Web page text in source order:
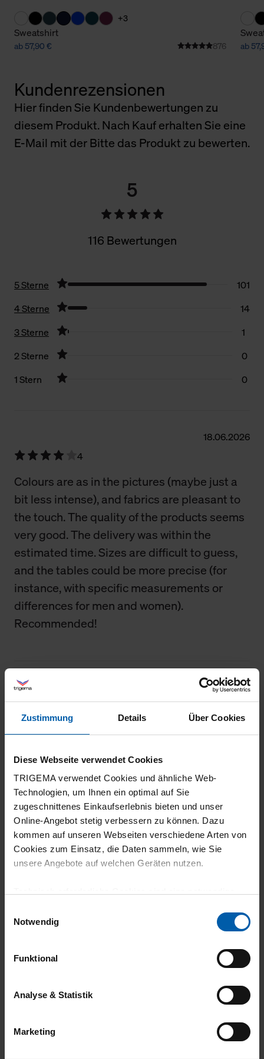
Zustimmung Details Über Cookies
Diese Webseite verwendet Cookies
TRIGEMA verwendet Cookies und ähnliche Web-
Technologien, um Ihnen ein optimal auf Sie
zugeschnittenes Einkaufserlebnis bieten und unser
Online-Angebot stetig verbessern zu können. Dazu
kommen auf unseren Webseiten verschiedene Arten von
Cookies zum Einsatz, die Daten sammeln, wie Sie
unsere Angebote auf welchen Geräten nutzen.
grundlegende Funktionen wie etwa zur Auswahl und
gewährleisten.
Für die Darstellung personalisierter Angebote, Anzeigen
und Inhalte aufgrund Ihres Nutzerverhaltens und Ihres
Zwecke zur Analyse und Optimierung unserer
Notwendig
Funktional
Analyse & Statistik
Marketing
+3
Sweatshirt
ab 57,90 € 876 ab
Kundenrezensionen
Hier finden Sie Kundenbewertungen zu
diesem Produkt. Nach Kauf erhalten Sie eine
E-Mail mit der Bitte das Produkt zu bewerten.
5
116 Bewertungen
5 Sterne
101
4 Sterne
14
3 Sterne
1
2 Sterne
0
1 Stern
0
18.06.2026
4
Colours are as in the pictures (maybe just a
bit less intense), and fabrics are pleasant to
the touch. The quality of the products seems
very good. The delivery was within the
estimated time. Sizes are difficult to guess,
and the tables could be more precise (for
instance, with specific measurements or
differences for men and women).
Recommended!
18.03.2026
Sehr schöner Anzug sehr guter Qualität
Der Stoff fühlt sich einfach unglaublich gut
an!
29.01.2026
Supergut!!!
17.12.2025